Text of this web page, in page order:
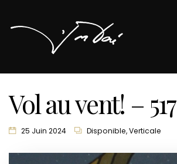
Vol au vent! – 517
25 Juin 2024 Disponible,Verticale